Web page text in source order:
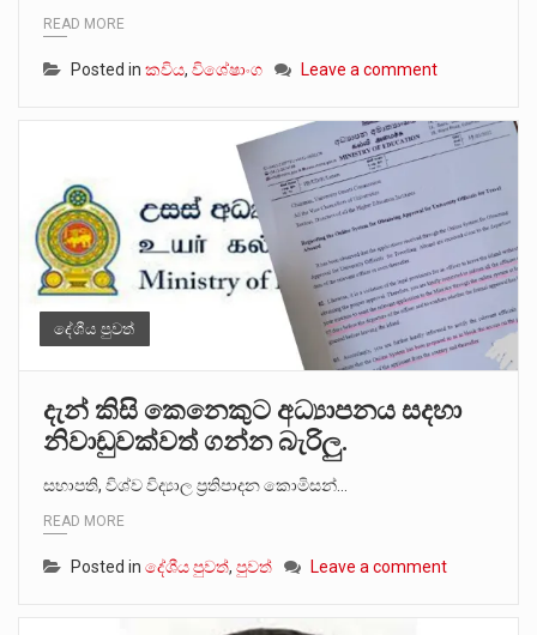
READ MORE
Posted in කවිය, විශේෂාංග Leave a comment
දේශීය පුවත්
දැන් කිසි කෙනෙකුට අධ්‍යාපනය සදහා
නිවාඩුවක්වත් ගන්න බැරිලු.
සභාපති, විශ්ව විද්‍යාල ප්‍රතිපාදන කොමිසන්…
READ MORE
Posted in දේශීය පුවත්, පුවත් Leave a comment